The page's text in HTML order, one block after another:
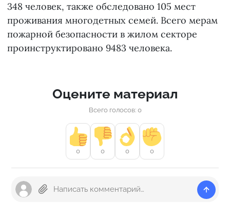
348 человек, также обследовано 105 мест
проживания многодетных семей. Всего мерам
пожарной безопасности в жилом секторе
проинструктировано 9483 человека.
Оцените материал
Всего голосов: 0
0 0 0 0